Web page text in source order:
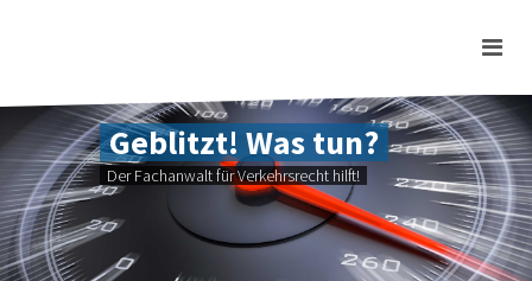
Geblitzt! Was tun?
Der Fachanwalt für Verkehrsrecht hilft!